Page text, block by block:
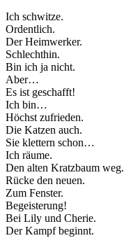
Ich schwitze.
Ordentlich.
Der Heimwerker.
Schlechthin.
Bin ich ja nicht.
Aber…
Es ist geschafft!
Ich bin…
Höchst zufrieden.
Die Katzen auch.
Sie klettern schon…
Ich räume.
Den alten Kratzbaum weg.
Rücke den neuen.
Zum Fenster.
Begeisterung!
Bei Lily und Cherie.
Der Kampf beginnt.